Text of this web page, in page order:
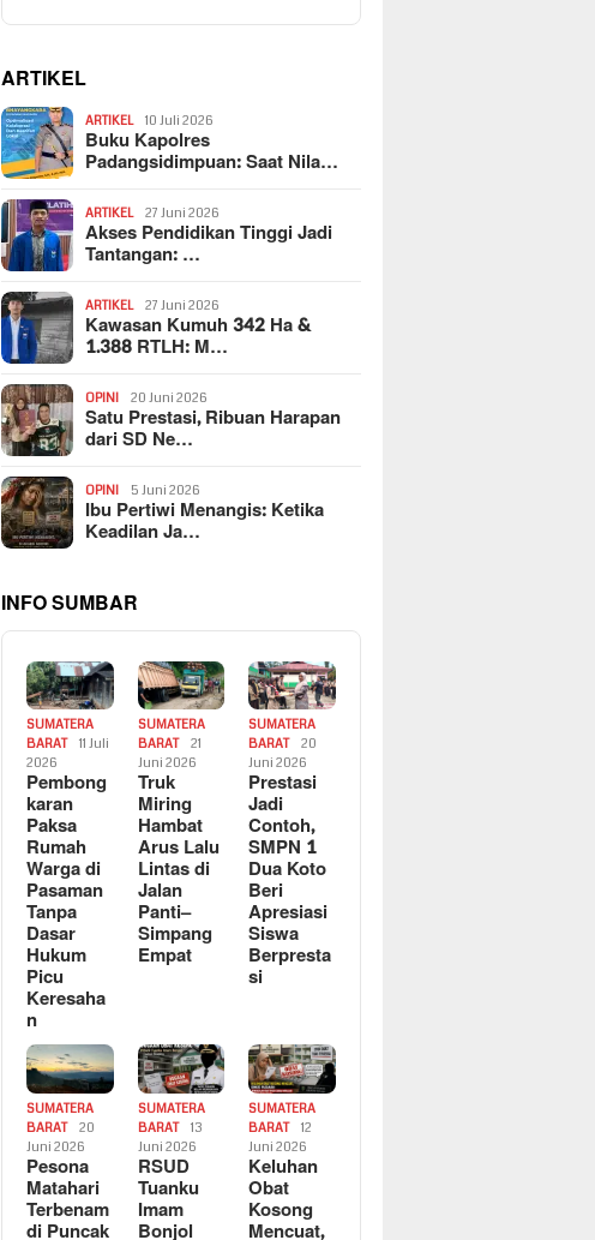
ARTIKEL
ARTIKEL 10 Juli 2026
Buku Kapolres
Padangsidimpuan: Saat Nila…
ARTIKEL 27 Juni 2026
Akses Pendidikan Tinggi Jadi
Tantangan: …
ARTIKEL 27 Juni 2026
Kawasan Kumuh 342 Ha &
1.388 RTLH: M…
OPINI 20 Juni 2026
Satu Prestasi, Ribuan Harapan
dari SD Ne…
OPINI 5 Juni 2026
Ibu Pertiwi Menangis: Ketika
Keadilan Ja…
INFO SUMBAR
SUMATERA
BARAT
11 Juli
2026
Pembong
karan
Paksa
Rumah
Warga di
Pasaman
Tanpa
Dasar
Hukum
Picu
Keresaha
n
SUMATERA
BARAT
21
Juni 2026
Truk
Miring
Hambat
Arus Lalu
Lintas di
Jalan
Panti–
Simpang
Empat
SUMATERA
BARAT
20
Juni 2026
Prestasi
Jadi
Contoh,
SMPN 1
Dua Koto
Beri
Apresiasi
Siswa
Berpresta
si
SUMATERA
BARAT
20
Juni 2026
Pesona
Matahari
Terbenam
di Puncak
SUMATERA
BARAT
13
Juni 2026
RSUD
Tuanku
Imam
Bonjol
SUMATERA
BARAT
12
Juni 2026
Keluhan
Obat
Kosong
Mencuat,